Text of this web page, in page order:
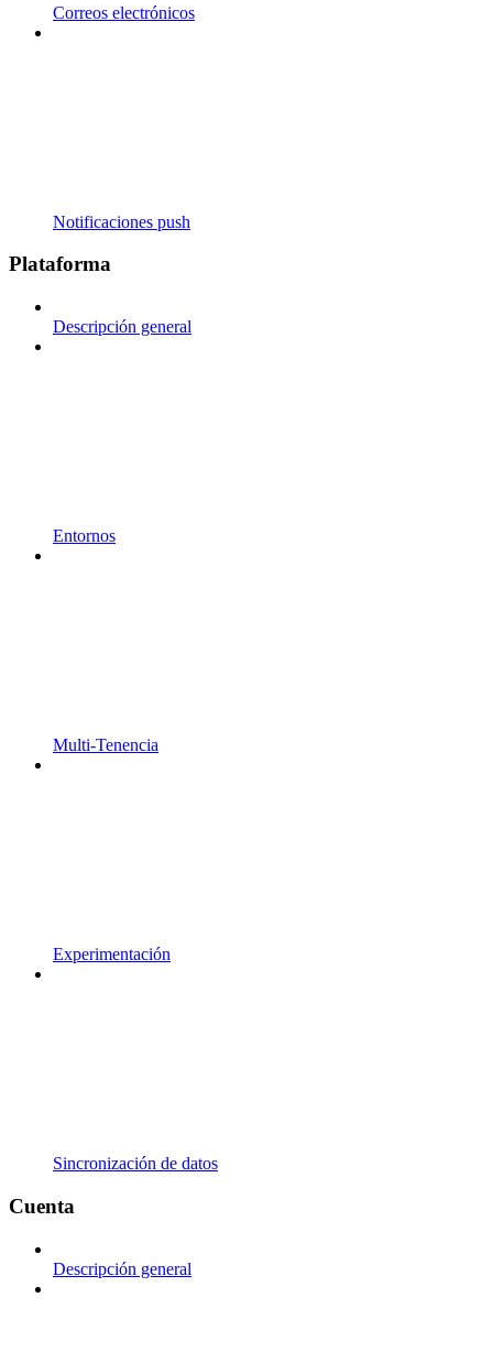
Correos electrónicos
Notificaciones push
Plataforma
Descripción general
Entornos
Multi-Tenencia
Experimentación
Sincronización de datos
Cuenta
Descripción general